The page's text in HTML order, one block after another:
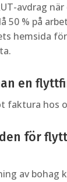
avdrag
50 % på
hemsida
en
faktura hos
för
av bohag